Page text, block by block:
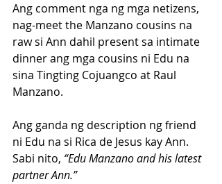
Ang comment nga ng mga netizens,
nag-meet the Manzano cousins na
raw si Ann dahil present sa intimate
dinner ang mga cousins ni Edu na
sina Tingting Cojuangco at Raul
Manzano.
Ang ganda ng description ng friend
ni Edu na si Rica de Jesus kay Ann.
Sabi nito, “Edu Manzano and his latest
partner Ann.”